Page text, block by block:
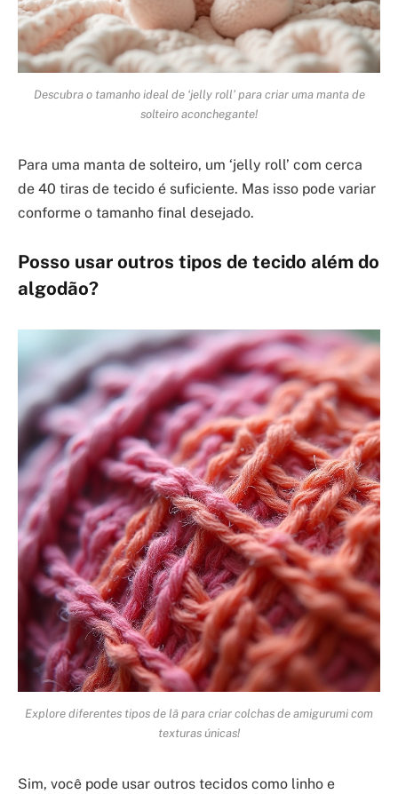
Descubra o tamanho ideal de ‘jelly roll’ para criar uma manta de
solteiro aconchegante!
Para uma manta de solteiro, um ‘jelly roll’ com cerca
de 40 tiras de tecido é suficiente. Mas isso pode variar
conforme o tamanho final desejado.
Posso usar outros tipos de tecido além do
algodão?
Explore diferentes tipos de lã para criar colchas de amigurumi com
texturas únicas!
Sim, você pode usar outros tecidos como linho e